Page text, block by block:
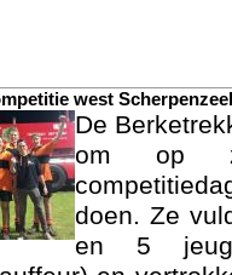
west Scherpenzeel
De
om op
doen. Ze
en 5